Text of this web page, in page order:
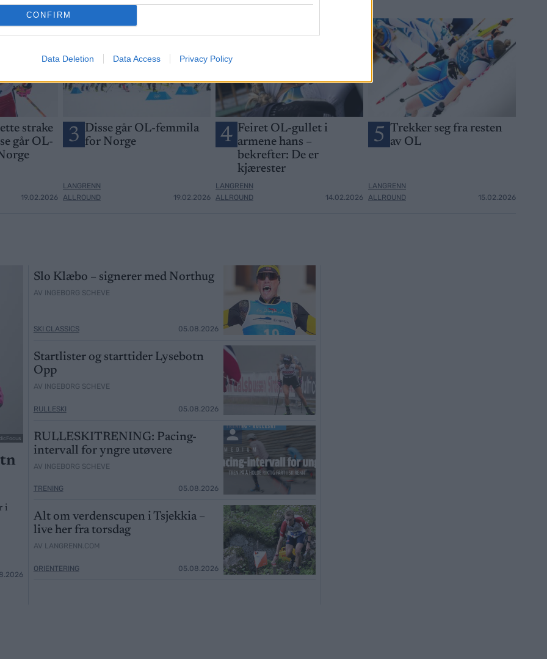
CONFIRM
Data Deletion Data Access Privacy Policy
strake
går OL-
19.02.2026
3 Disse går OL-femmila
for Norge
LANGRENN
ALLROUND
19.02.2026
4 Feiret OL-gullet i
armene hans –
bekrefter: De er
kjærester
LANGRENN
ALLROUND
14.02.2026
5 Trekker seg fra resten
av OL
LANGRENN
ALLROUND
15.02.2026
i
Slo Klæbo – signerer med Northug
AV INGEBORG SCHEVE
SKI CLASSICS 05.08.2026
Startlister og starttider Lysebotn
Opp
AV INGEBORG SCHEVE
RULLESKI 05.08.2026
RULLESKITRENING: Pacing-
intervall for yngre utøvere
AV INGEBORG SCHEVE
TRENING 05.08.2026
Alt om verdenscupen i Tsjekkia –
live her fra torsdag
AV LANGRENN.COM
ORIENTERING 05.08.2026